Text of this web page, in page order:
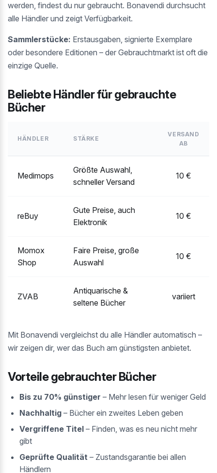
werden, findest du nur gebraucht. Bonavendi durchsucht
alle Händler und zeigt Verfügbarkeit.
Sammlerstücke: Erstausgaben, signierte Exemplare
oder besondere Editionen – der Gebrauchtmarkt ist oft die
einzige Quelle.
Beliebte Händler für gebrauchte
Bücher
HÄNDLER STÄRKE
VERSAND
AB
Medimops
Größte Auswahl,
schneller Versand
10 €
reBuy
Gute Preise, auch
Elektronik
10 €
Momox
Shop
Faire Preise, große
Auswahl
10 €
ZVAB
Antiquarische &
seltene Bücher
variiert
Mit Bonavendi vergleichst du alle Händler automatisch –
wir zeigen dir, wer das Buch am günstigsten anbietet.
Vorteile gebrauchter Bücher
Bis zu 70% günstiger – Mehr lesen für weniger Geld
Nachhaltig – Bücher ein zweites Leben geben
Vergriffene Titel – Finden, was es neu nicht mehr
gibt
Geprüfte Qualität – Zustandsgarantie bei allen
Händlern